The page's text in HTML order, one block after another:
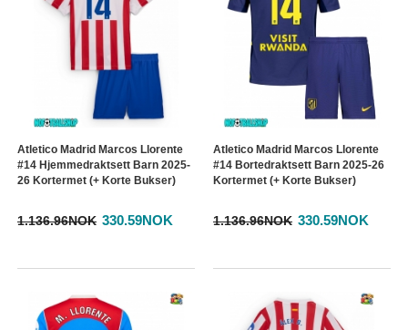
Atletico Madrid Marcos Llorente
#14 Hjemmedraktsett Barn 2025-
26 Kortermet (+ Korte Bukser)
1.136.96NOK 330.59NOK
Atletico Madrid Marcos Llorente
#14 Bortedraktsett Barn 2025-26
Kortermet (+ Korte Bukser)
1.136.96NOK 330.59NOK